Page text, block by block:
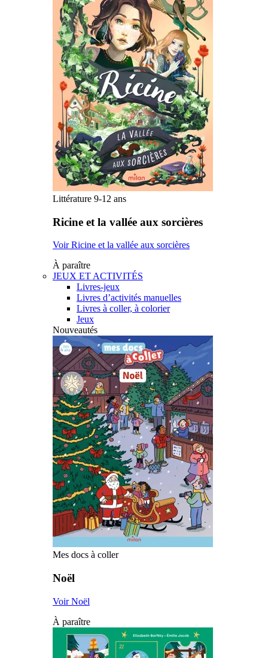
Littérature 9-12 ans
Ricine et la vallée aux sorcières
Voir Ricine et la vallée aux sorcières
À paraître
JEUX ET ACTIVITÉS
Livres-jeux
Livres d’activités manuelles
Livres à coller, à colorier
Jeux
Nouveautés
Mes docs à coller
Noël
Voir Noël
À paraître